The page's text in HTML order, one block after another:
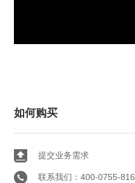
如何购买
提交业务需求
联系我们：400-0755-816